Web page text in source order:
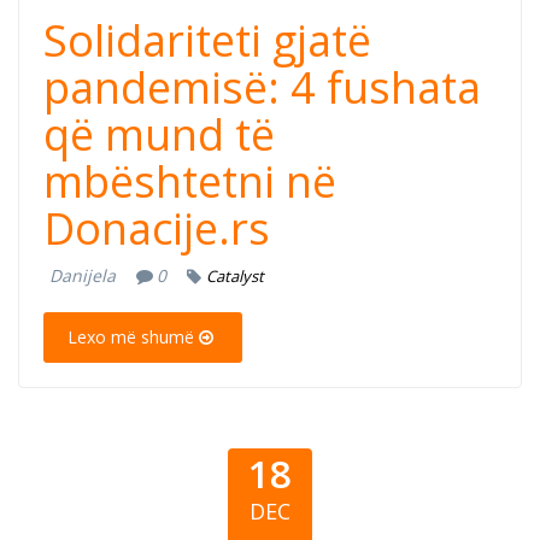
Solidariteti gjatë
pandemisë: 4 fushata
që mund të
mbështetni në
Donacije.rs
Danijela 0 Catalyst
Lexo më shumë
18
DEC